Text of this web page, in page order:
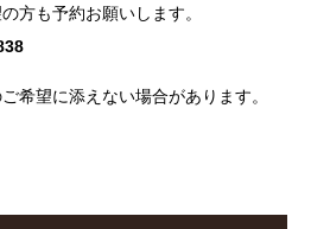
方も予約お願いします。
希望に添えない場合があります。